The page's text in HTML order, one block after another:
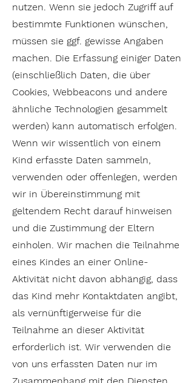
nutzen. Wenn sie jedoch Zugriff auf
bestimmte Funktionen wünschen,
müssen sie ggf. gewisse Angaben
machen. Die Erfassung einiger Daten
(einschließlich Daten, die über
Cookies, Webbeacons und andere
ähnliche Technologien gesammelt
werden) kann automatisch erfolgen.
Wenn wir wissentlich von einem
Kind erfasste Daten sammeln,
verwenden oder offenlegen, werden
wir in Übereinstimmung mit
geltendem Recht darauf hinweisen
und die Zustimmung der Eltern
einholen. Wir machen die Teilnahme
eines Kindes an einer Online-
Aktivität nicht davon abhängig, dass
das Kind mehr Kontaktdaten angibt,
als vernünftigerweise für die
Teilnahme an dieser Aktivität
erforderlich ist. Wir verwenden die
von uns erfassten Daten nur im